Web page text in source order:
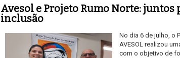
Avesol e Projeto Rumo Norte: juntos
inclusão
No dia 6 de julho, o
AVESOL realizou
com o objetivo de